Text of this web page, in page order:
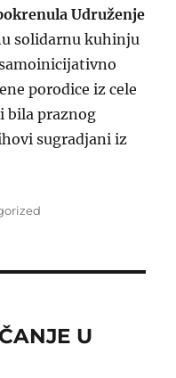
Udruženje
solidarnu kuhinju
porodice iz cele
bila praznog
sugradjani iz
U